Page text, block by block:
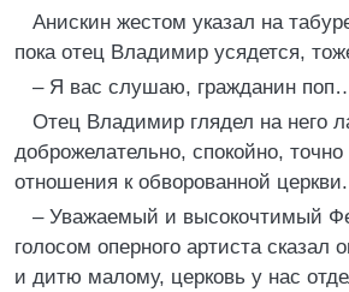
Анискин жестом указал на
пока отец Владимир усядется,
– Я вас слушаю, гражданин
Отец Владимир глядел на него
доброжелательно, спокойно, точно
отношения к обворованной церкви.
– Уважаемый и высокочтимый
голосом оперного артиста сказал
и дитю малому, церковь у нас